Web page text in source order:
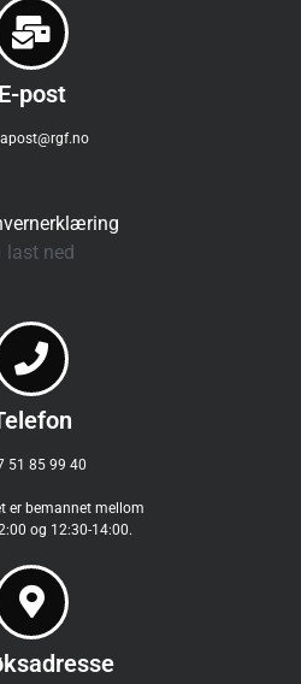
E-post
last ned
51 85 99 40
er bemannet mellom
og 12:30-14:00.